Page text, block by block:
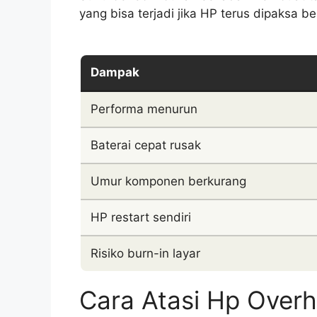
yang bisa terjadi jika HP terus dipaksa
Dampak
Performa menurun
Baterai cepat rusak
Umur komponen berkurang
HP restart sendiri
Risiko burn-in layar
Cara Atasi Hp